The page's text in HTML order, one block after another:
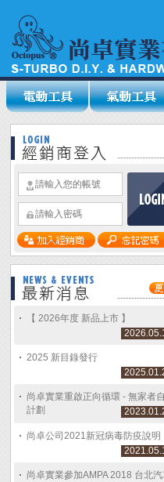
【 2026年度 新品上市 】
2025 新目錄發行
尚卓實業重啟正向循環 - 無家者
計劃
尚卓公司2021新冠病毒防疫說明
尚卓實業參加AMPA 2018 台北汽